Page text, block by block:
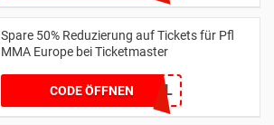
Spare 50% Reduzierung auf Tickets für Pfl
MMA Europe bei Ticketmaster
CODE ÖFFNENPFLSPECIAL